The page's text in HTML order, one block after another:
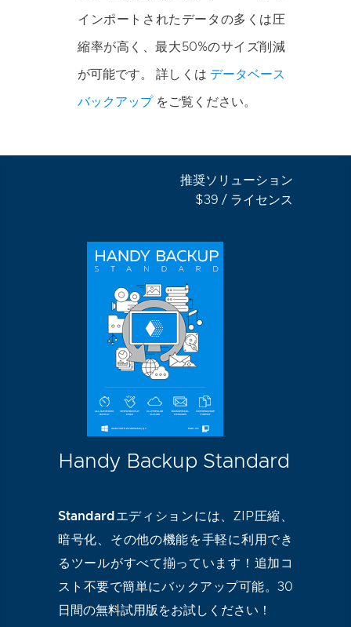
インポートされたデータの多くは圧
縮率が高く、最大50%のサイズ削減
が可能です。 詳しくは データベース
バックアップ をご覧ください。
推奨ソリューション
$39 / ライセンス
Handy Backup Standard
Standardエディションには、ZIP圧縮、
暗号化、その他の機能を手軽に利用でき
るツールがすべて揃っています！追加コ
スト不要で簡単にバックアップ可能。30
日間の無料試用版をお試しください！